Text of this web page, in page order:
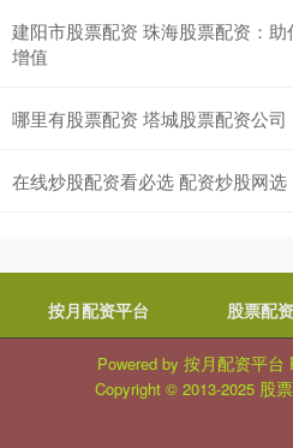
建阳市股票配资 珠海股票配资：
增值
哪里有股票配资 塔城股票配资公
在线炒股配资看必选 配资炒股网
按月配资平台 股票配
Powered by 按月配资平台
Copyright © 2013-2025 股